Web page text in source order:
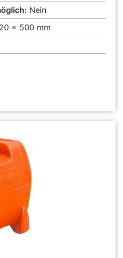
Nein
x 500 mm